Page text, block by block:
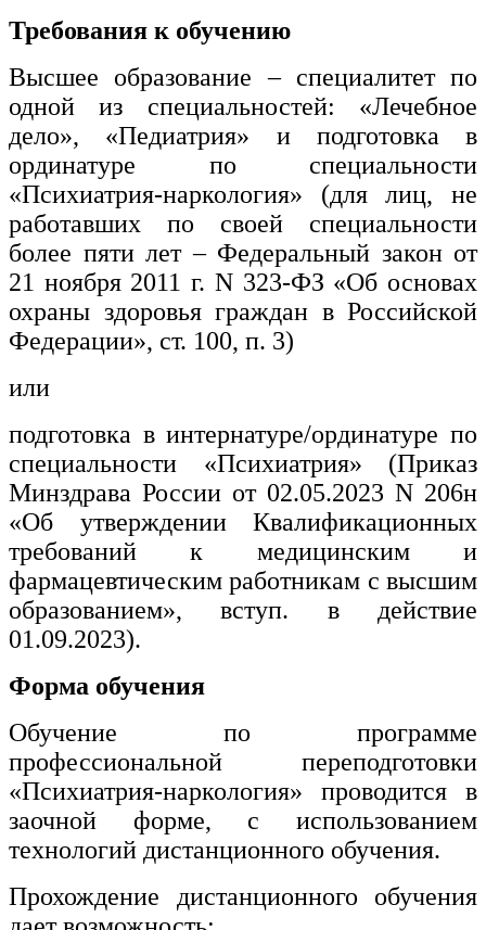
Требования к обучению
Высшее образование – специалитет по
одной из специальностей: «Лечебное
дело», «Педиатрия» и подготовка в
ординатуре по специальности
«Психиатрия-наркология» (для лиц, не
работавших по своей специальности
более пяти лет – Федеральный закон от
21 ноября 2011 г. N 323-ФЗ «Об основах
охраны здоровья граждан в Российской
Федерации», ст. 100, п. 3)
или
подготовка в интернатуре/ординатуре по
специальности «Психиатрия» (Приказ
Минздрава России от 02.05.2023 N 206н
«Об утверждении Квалификационных
требований к медицинским и
фармацевтическим работникам с высшим
образованием», вступ. в действие
01.09.2023).
Форма обучения
Обучение по программе
профессиональной переподготовки
«Психиатрия-наркология» проводится в
заочной форме, с использованием
технологий дистанционного обучения.
Прохождение дистанционного обучения